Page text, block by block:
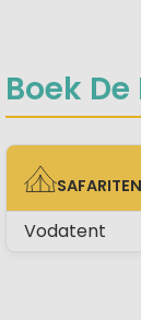
Boek
SAFARITENT
Vodatent